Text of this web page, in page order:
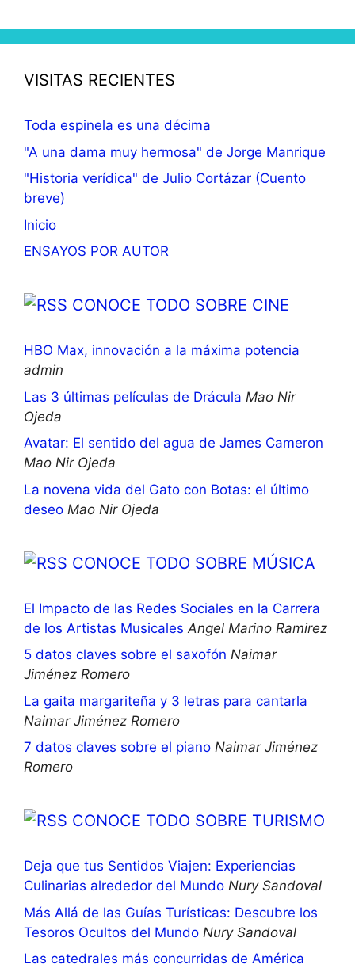
VISITAS RECIENTES
Toda espinela es una décima
"A una dama muy hermosa" de Jorge Manrique
"Historia verídica" de Julio Cortázar (Cuento
breve)
Inicio
ENSAYOS POR AUTOR
CONOCE TODO SOBRE CINE
HBO Max, innovación a la máxima potencia
admin
Las 3 últimas películas de Drácula Mao Nir
Ojeda
Avatar: El sentido del agua de James Cameron
Mao Nir Ojeda
La novena vida del Gato con Botas: el último
deseo Mao Nir Ojeda
CONOCE TODO SOBRE MÚSICA
El Impacto de las Redes Sociales en la Carrera
de los Artistas Musicales Angel Marino Ramirez
5 datos claves sobre el saxofón Naimar
Jiménez Romero
La gaita margariteña y 3 letras para cantarla
Naimar Jiménez Romero
7 datos claves sobre el piano Naimar Jiménez
Romero
CONOCE TODO SOBRE TURISMO
Deja que tus Sentidos Viajen: Experiencias
Culinarias alrededor del Mundo Nury Sandoval
Más Allá de las Guías Turísticas: Descubre los
Tesoros Ocultos del Mundo Nury Sandoval
Las catedrales más concurridas de América